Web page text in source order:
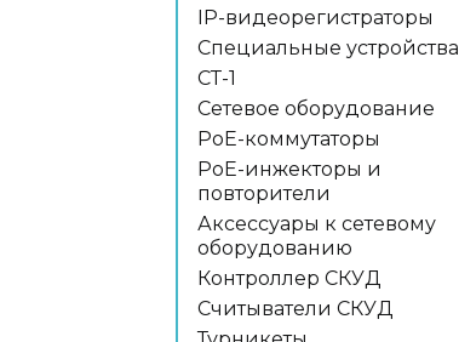
IP-видеорегистраторы
Специальные устройства
СТ-1
Сетевое оборудование
PoE-коммутаторы
PoE-инжекторы и
повторители
Аксессуары к сетевому
оборудованию
Контроллер СКУД
Считыватели СКУД